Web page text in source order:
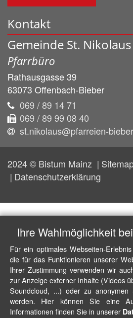
Kontakt
Gemeinde St.
Pfarrbüro
Rathausgasse 39
63073 Offenbach-Bieber
069 / 89 14 71
069 / 89 99 08 40
st.nikolaus@pfarreien-
2024 © Bistum Mainz
Datenschutzerklärung
Ihre Wahlmöglichkeit
Für ein optimales Webseiten-
die für das Funktionieren unserer
Ihrer Zustimmung verwenden wir
zur Anzeige externer Inhalte (Videos
Soundcloud, ...) oder zu anonymen
werden. Hier können Sie eine
Informationen finden Sie in unserer